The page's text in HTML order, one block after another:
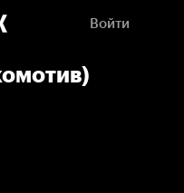
Войти